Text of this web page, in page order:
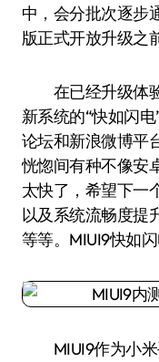
中，会分批次逐步
版正式开放升级之
在已经升级体验
新系统的“快如闪
论坛和新浪微博平
恍惚间有种不像安
太快了，希望下一
以及系统流畅度提
等等。MIUI9快如
MIUI9作为小米